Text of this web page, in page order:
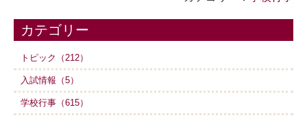
カテゴリー
トピック（212）
入試情報（5）
学校行事（615）